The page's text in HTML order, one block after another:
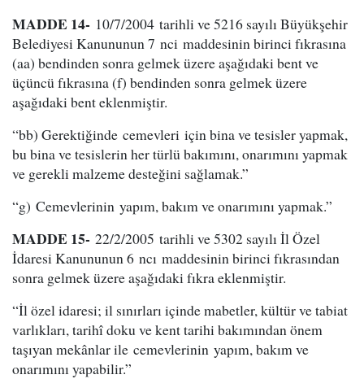
MADDE 14- 10/7/2004 tarihli ve 5216 sayılı Büyükşehir
Belediyesi Kanununun 7 nci maddesinin birinci fıkrasına
(aa) bendinden sonra gelmek üzere aşağıdaki bent ve
üçüncü fıkrasına (f) bendinden sonra gelmek üzere
aşağıdaki bent eklenmiştir.
“bb) Gerektiğinde cemevleri için bina ve tesisler yapmak,
bu bina ve tesislerin her türlü bakımını, onarımını yapmak
ve gerekli malzeme desteğini sağlamak.”
“g) Cemevlerinin yapım, bakım ve onarımını yapmak.”
MADDE 15- 22/2/2005 tarihli ve 5302 sayılı İl Özel
İdaresi Kanununun 6 ncı maddesinin birinci fıkrasından
sonra gelmek üzere aşağıdaki fıkra eklenmiştir.
“İl özel idaresi; il sınırları içinde mabetler, kültür ve tabiat
varlıkları, tarihî doku ve kent tarihi bakımından önem
taşıyan mekânlar ile cemevlerinin yapım, bakım ve
onarımını yapabilir.”